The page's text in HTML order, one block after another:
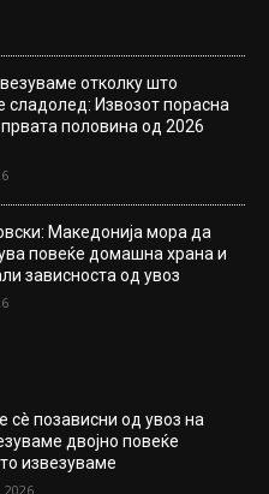
отколку што
сладолед: Извозот порасна
првата половина од 2026
Македонија мора да
повеќе домашна храна и
зависноста од увоз
сè позависни од увоз на
двојно повеќе
извезуваме